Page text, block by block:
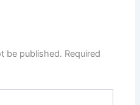
be published. Required